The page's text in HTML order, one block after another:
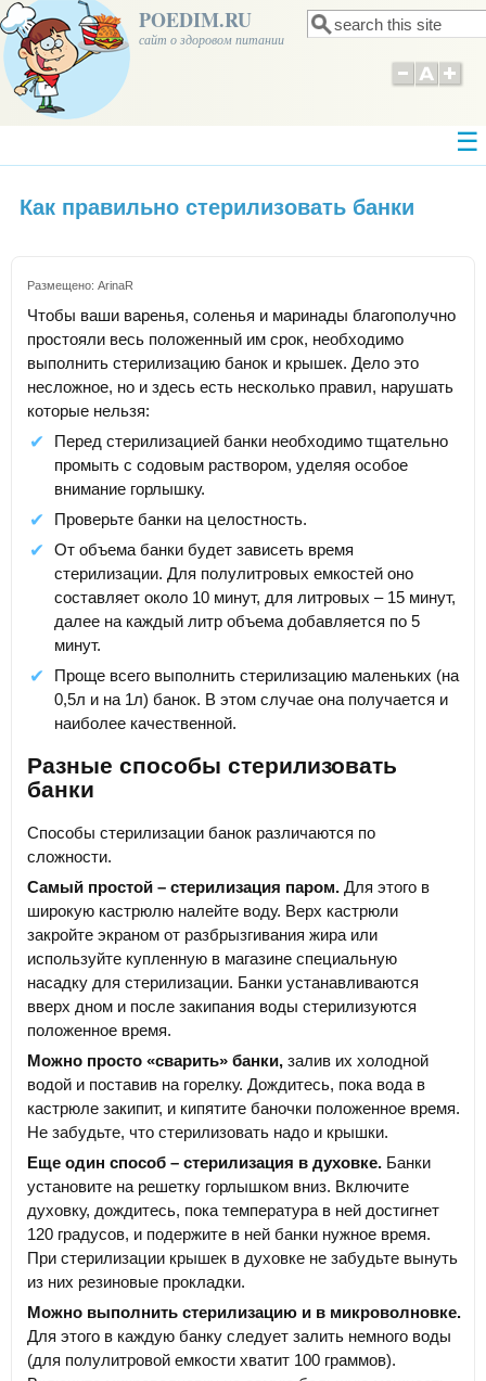
POEDIM.RU
сайт о здоровом питании Форма поиска
Поиск
Как правильно стерилизовать банки
Размещено: ArinaR
Чтобы ваши варенья, соленья и маринады благополучно
простояли весь положенный им срок, необходимо
выполнить стерилизацию банок и крышек. Дело это
несложное, но и здесь есть несколько правил, нарушать
которые нельзя:
Перед стерилизацией банки необходимо тщательно
промыть с содовым раствором, уделяя особое
внимание горлышку.
Проверьте банки на целостность.
От объема банки будет зависеть время
стерилизации. Для полулитровых емкостей оно
составляет около 10 минут, для литровых – 15 минут,
далее на каждый литр объема добавляется по 5
минут.
Проще всего выполнить стерилизацию маленьких (на
0,5л и на 1л) банок. В этом случае она получается и
наиболее качественной.
Разные способы стерилизовать
банки
Способы стерилизации банок различаются по
сложности.
Самый простой – стерилизация паром. Для этого в
широкую кастрюлю налейте воду. Верх кастрюли
закройте экраном от разбрызгивания жира или
используйте купленную в магазине специальную
насадку для стерилизации. Банки устанавливаются
вверх дном и после закипания воды стерилизуются
положенное время.
Можно просто «сварить» банки, залив их холодной
водой и поставив на горелку. Дождитесь, пока вода в
кастрюле закипит, и кипятите баночки положенное время.
Не забудьте, что стерилизовать надо и крышки.
Еще один способ – стерилизация в духовке. Банки
установите на решетку горлышком вниз. Включите
духовку, дождитесь, пока температура в ней достигнет
120 градусов, и подержите в ней банки нужное время.
При стерилизации крышек в духовке не забудьте вынуть
из них резиновые прокладки.
Можно выполнить стерилизацию и в микроволновке.
Для этого в каждую банку следует залить немного воды
(для полулитровой емкости хватит 100 граммов).